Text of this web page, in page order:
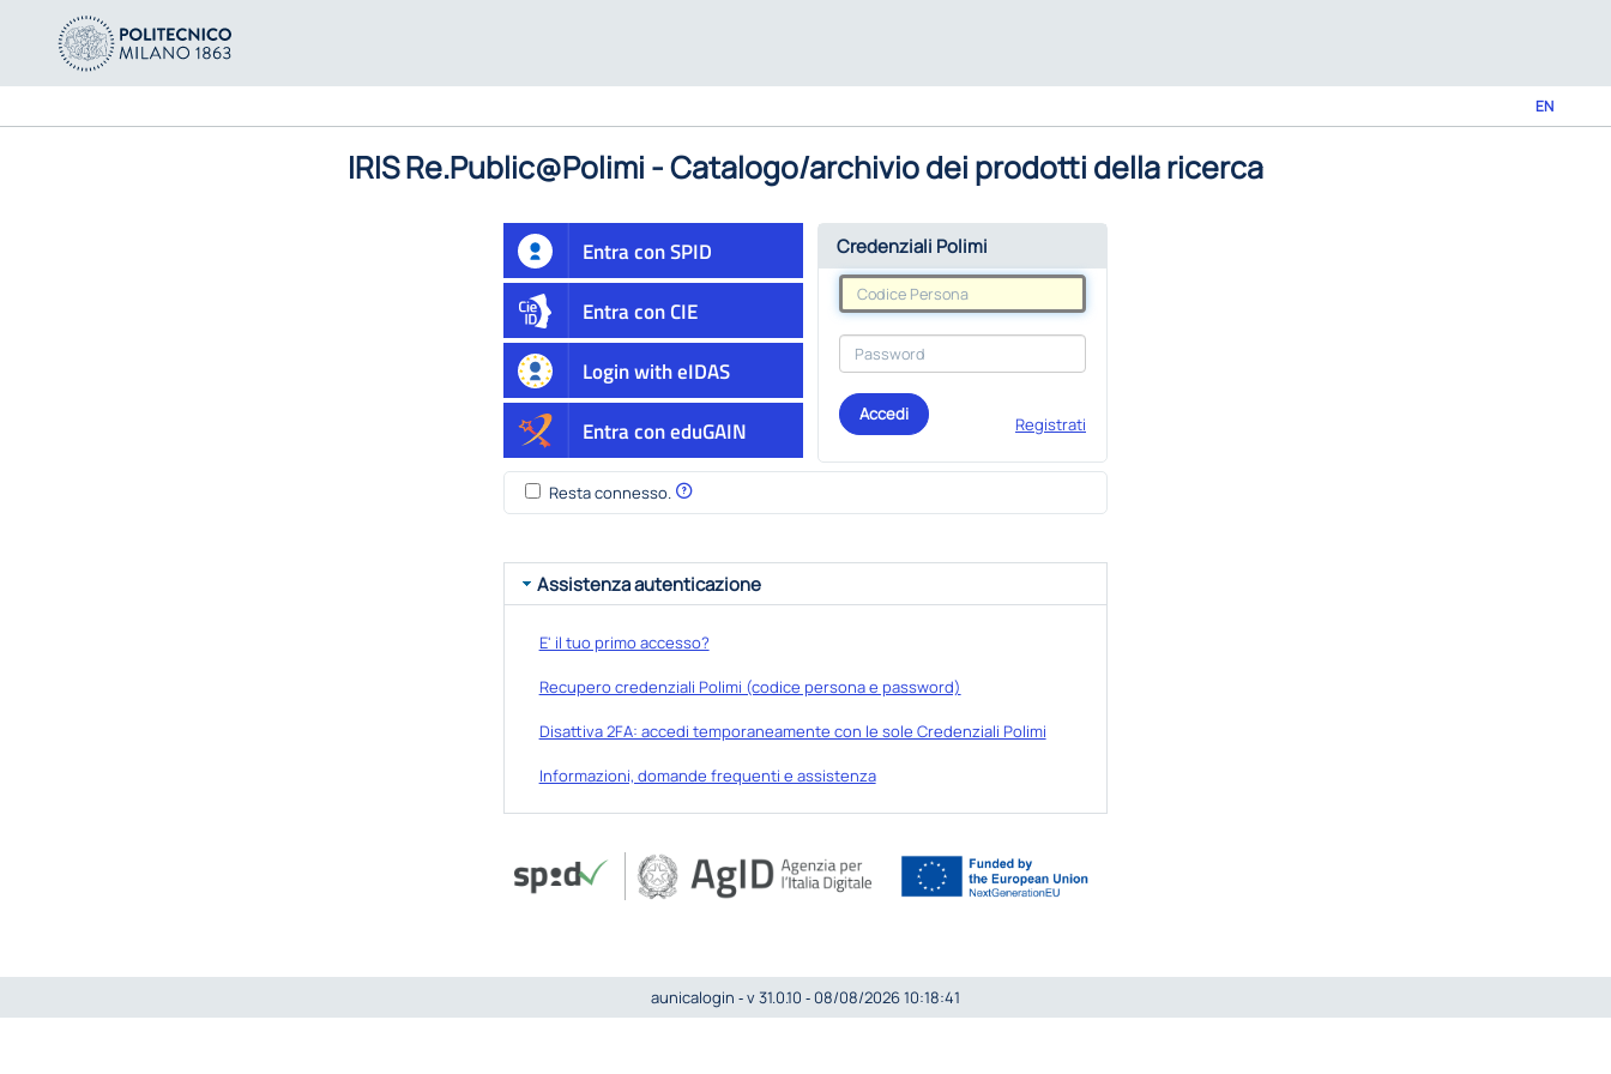
EN
IRIS Re.Public@Polimi - Catalogo/archivio dei prodotti della ricerca
Entra con SPID
Entra con CIE
Login with eIDAS
Entra con eduGAIN
Credenziali Polimi
Accedi
Registrati
Resta connesso.
Assistenza autenticazione
E' il tuo primo accesso?
Recupero credenziali Polimi (codice persona e password)
Disattiva 2FA: accedi temporaneamente con le sole Credenziali Polimi
Informazioni, domande frequenti e assistenza
aunicalogin ‐ v 31.0.10 ‐ 08/08/2026 10:18:41